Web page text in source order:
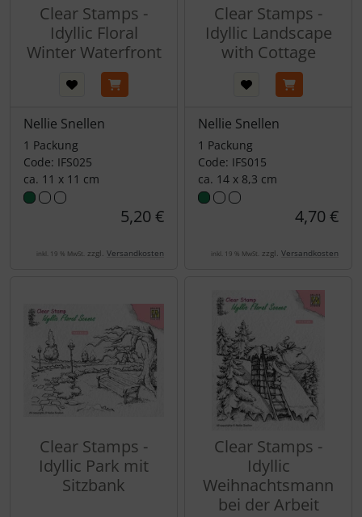
Clear Stamps -
Idyllic Floral
Winter Waterfront
Nellie Snellen
1 Packung
Code: IFS025
ca. 11 x 11 cm
5,20 €
inkl. 19 % MwSt. zzgl. Versandkosten
Clear Stamps -
Idyllic Landscape
with Cottage
Nellie Snellen
1 Packung
Code: IFS015
ca. 14 x 8,3 cm
4,70 €
inkl. 19 % MwSt. zzgl. Versandkosten
Clear Stamps -
Idyllic Park mit
Sitzbank
Clear Stamps -
Idyllic
Weihnachtsmann
bei der Arbeit